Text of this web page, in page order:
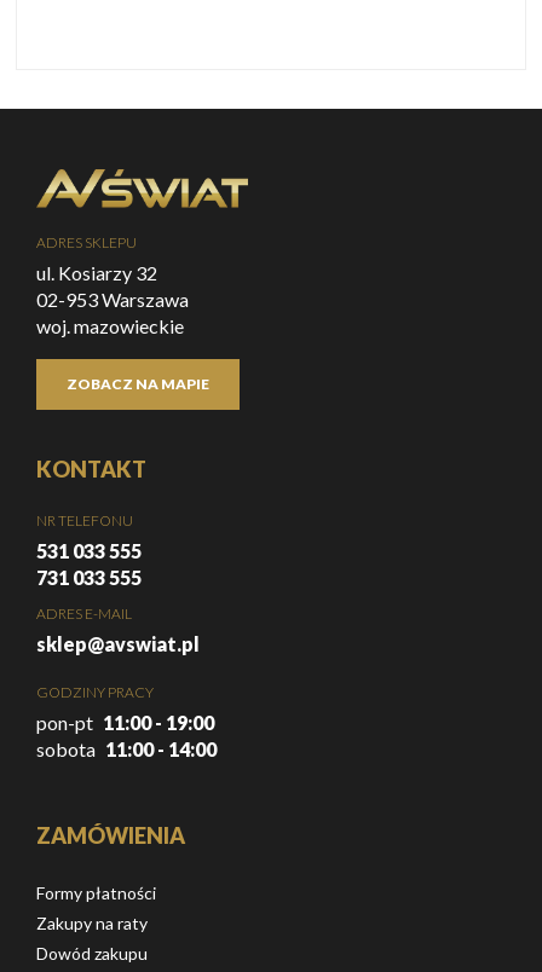
ADRES SKLEPU
ul. Kosiarzy 32
02-953 Warszawa
woj. mazowieckie
ZOBACZ NA MAPIE
KONTAKT
NR TELEFONU
531 033 555
731 033 555
ADRES E-MAIL
sklep@avswiat.pl
GODZINY PRACY
pon-pt 11:00 - 19:00
sobota 11:00 - 14:00
ZAMÓWIENIA
Formy płatności
Zakupy na raty
Dowód zakupu